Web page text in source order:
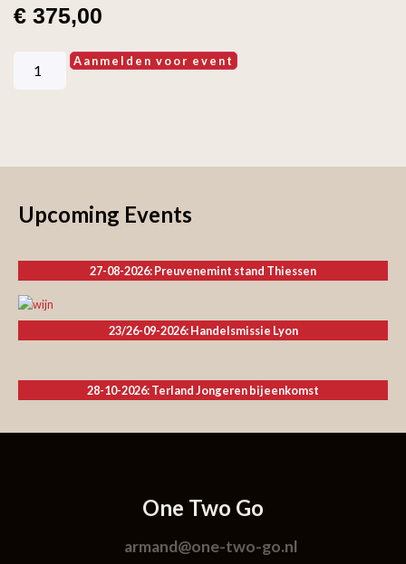
€ 375,00
Aanmelden voor event
Upcoming Events
27-08-2026: Preuvenemint stand Thiessen
23/26-09-2026: Handelsmissie Lyon
28-10-2026: Terland Jongeren bijeenkomst
One Two Go
armand@one-two-go.nl